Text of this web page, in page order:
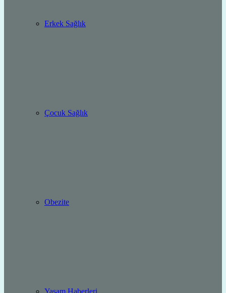
Erkek Sağlık
Çocuk Sağlık
Obezite
Yaşam Haberleri